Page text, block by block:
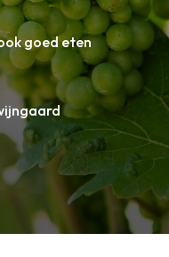
goed eten